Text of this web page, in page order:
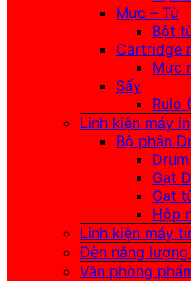
Mực – Từ
Bột
Cartridge
Mực
Sấy
Rulo
Linh kiện máy in
Bộ phận
Gạt
Gạt
Hộp
Linh kiện máy
Đèn năng
Văn phòng